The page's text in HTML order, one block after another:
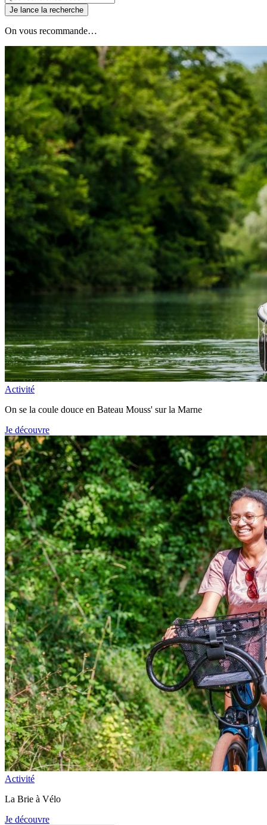
Je lance la recherche
On vous recommande…
Activité
On se la coule douce en Bateau Mouss' sur la Marne
Je découvre
Activité
La Brie à Vélo
Je découvre